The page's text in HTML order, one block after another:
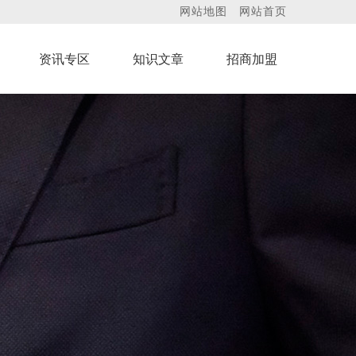
网站地图 网站首页
资讯专区 知识文章 招商加盟